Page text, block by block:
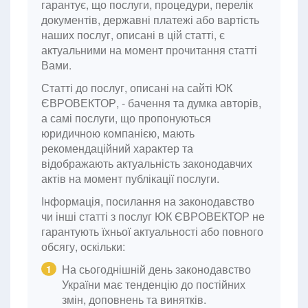
гарантує, що послуги, процедури, перелік
документів, державні платежі або вартість
наших послуг, описані в цій статті, є
актуальними на момент прочитання статті
Вами.
Статті до послуг, описані на сайті ЮК
ЄВРОВЕКТОР, - бачення та думка авторів,
а самі послуги, що пропонуються
юридичною компанією, мають
рекомендаційний характер та
відображають актуальність законодавчих
актів на момент публікації послуги.
Інформація, посилання на законодавство
чи інші статті з послуг ЮК ЄВРОВЕКТОР не
гарантують їхньої актуальності або повного
обсягу, оскільки:
1
На сьогоднішній день законодавство
України має тенденцію до постійних
змін, доповнень та винятків.